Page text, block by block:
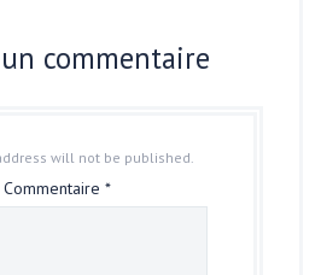
commentaire
will not be published.
Commentaire *